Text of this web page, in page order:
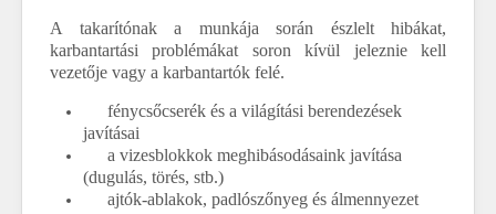
A takarítónak a munkája során észlelt hibákat,
karbantartási problémákat soron kívül jeleznie kell
vezetője vagy a karbantartók felé.
fénycsőcserék és a világítási berendezések
javításai
a vizesblokkok meghibásodásaink javítása
(dugulás, törés, stb.)
ajtók-ablakok, padlószőnyeg és álmennyezet